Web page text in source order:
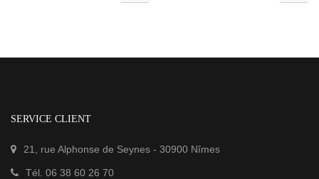
SERVICE CLIENT
21, rue Alphonse de Seynes - 30900 Nîmes
Tél. 06 38 60 26 70